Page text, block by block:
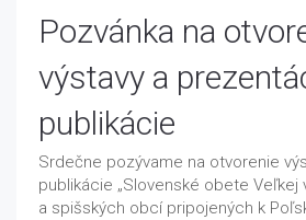
Pozvánka na
výstavy a
publikácie
Srdečne pozývame na otvorenie
publikácie „Slovenské obete Veľkej
a spišských obcí pripojených k